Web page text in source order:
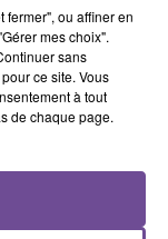
le check-out.
les
aux demandes
et facturer
et des
fermer", ou affiner en
mes choix".
sans
ce site. Vous
à tout
de chaque page.